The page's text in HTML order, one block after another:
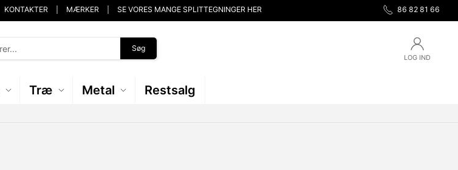
KONTAKTER MÆRKER SE VORES MANGE SPLITTEGNINGER HER 86 82 81 66
Søg
LOG IND
Træ Metal Restsalg